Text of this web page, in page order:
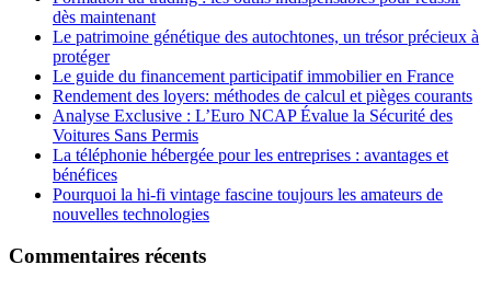
dès maintenant
Le patrimoine génétique des autochtones, un trésor précieux à
protéger
Le guide du financement participatif immobilier en France
Rendement des loyers: méthodes de calcul et pièges courants
Analyse Exclusive : L’Euro NCAP Évalue la Sécurité des
Voitures Sans Permis
La téléphonie hébergée pour les entreprises : avantages et
bénéfices
Pourquoi la hi-fi vintage fascine toujours les amateurs de
nouvelles technologies
Commentaires récents